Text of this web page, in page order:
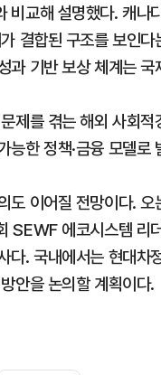
비교해 설명했다. 캐
결합된 구조를 보인
과 기반 보상 체계는
제를 겪는 해외 사회
능한 정책·금융 모델로
도 이어질 전망이다.
SEWF 에코시스템
다. 국내에서는 현대
안을 논의할 계획이다.